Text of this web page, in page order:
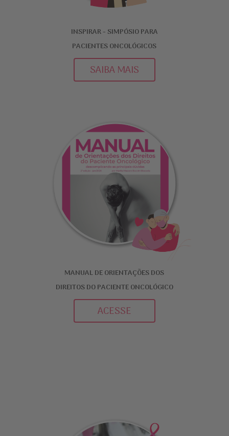
INSPIRAR - SIMPÓSIO PARA
PACIENTES ONCOLÓGICOS​
SAIBA MAIS
MANUAL DE ORIENTAÇÕES DOS
​DIREITOS DO PACIENTE ONCOLÓGICO
ACESSE